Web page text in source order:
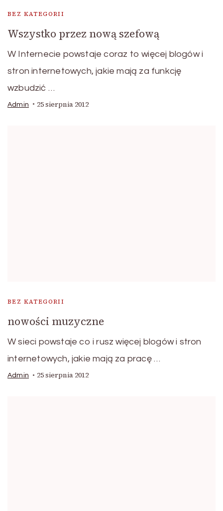
BEZ KATEGORII
Wszystko przez nową szefową
W Internecie powstaje coraz to więcej blogów i
stron internetowych, jakie mają za funkcję
wzbudzić …
Admin 25 sierpnia 2012
BEZ KATEGORII
nowości muzyczne
W sieci powstaje co i rusz więcej blogów i stron
internetowych, jakie mają za pracę …
Admin 25 sierpnia 2012